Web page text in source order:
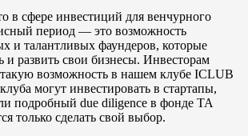
в сфере инвестиций для венчурного
период — это возможность
и талантливых фаундеров, которые
и развить свои бизнесы. Инвесторам
возможность в нашем клубе ICLUB
могут инвестировать в стартапы,
подробный due diligence в фонде TA
только сделать свой выбор.